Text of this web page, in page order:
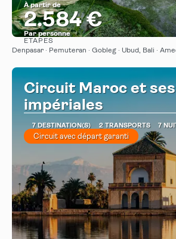
À partir de
2.584 €
Par personne
Afficher
ÉTAPES
Denpasar · Pemuteran · Gobleg · Ubud, Bali ·
Circuit Maroc et
impériales
7 DESTINATION(S) 2 TRANSPORTS 7
Circuit avec départ garanti